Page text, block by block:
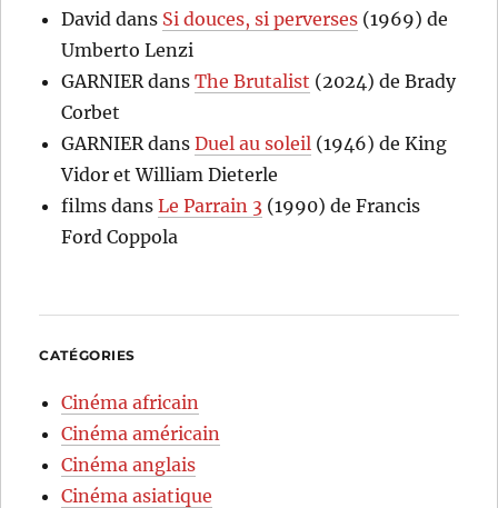
David dans Si douces, si perverses (1969) de
Umberto Lenzi
GARNIER dansThe Brutalist (2024) de Brady
Corbet
GARNIER dansDuel au soleil (1946) de King
Vidor et William Dieterle
films dansLe Parrain 3 (1990) de Francis
Ford Coppola
CATÉGORIES
Cinéma africain
Cinéma américain
Cinéma anglais
Cinéma asiatique